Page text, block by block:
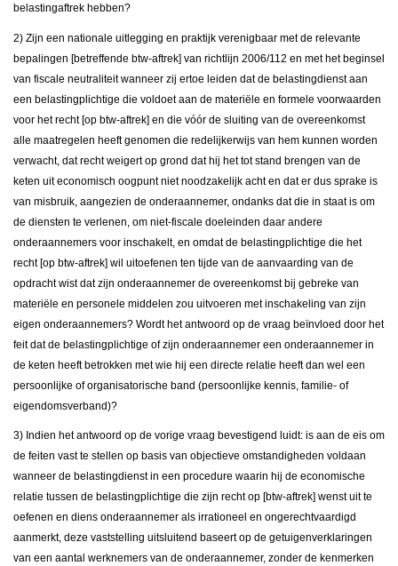
belastingaftrek hebben?
2) Zijn een nationale uitlegging en praktijk verenigbaar met de relevante
bepalingen [betreffende btw-aftrek] van richtlijn 2006/112 en met het beginsel
van fiscale neutraliteit wanneer zij ertoe leiden dat de belastingdienst aan
een belastingplichtige die voldoet aan de materiële en formele voorwaarden
voor het recht [op btw-aftrek] en die vóór de sluiting van de overeenkomst
alle maatregelen heeft genomen die redelijkerwijs van hem kunnen worden
verwacht, dat recht weigert op grond dat hij het tot stand brengen van de
keten uit economisch oogpunt niet noodzakelijk acht en dat er dus sprake is
van misbruik, aangezien de onderaannemer, ondanks dat die in staat is om
de diensten te verlenen, om niet-fiscale doeleinden daar andere
onderaannemers voor inschakelt, en omdat de belastingplichtige die het
recht [op btw-aftrek] wil uitoefenen ten tijde van de aanvaarding van de
opdracht wist dat zijn onderaannemer de overeenkomst bij gebreke van
materiële en personele middelen zou uitvoeren met inschakeling van zijn
eigen onderaannemers? Wordt het antwoord op de vraag beïnvloed door het
feit dat de belastingplichtige of zijn onderaannemer een onderaannemer in
de keten heeft betrokken met wie hij een directe relatie heeft dan wel een
persoonlijke of organisatorische band (persoonlijke kennis, familie- of
eigendomsverband)?
3) Indien het antwoord op de vorige vraag bevestigend luidt: is aan de eis om
de feiten vast te stellen op basis van objectieve omstandigheden voldaan
wanneer de belastingdienst in een procedure waarin hij de economische
relatie tussen de belastingplichtige die zijn recht op [btw-aftrek] wenst uit te
oefenen en diens onderaannemer als irrationeel en ongerechtvaardigd
aanmerkt, deze vaststelling uitsluitend baseert op de getuigenverklaringen
van een aantal werknemers van de onderaannemer, zonder de kenmerken